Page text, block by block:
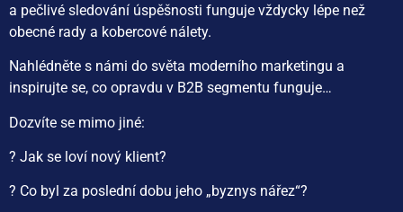
a pečlivé sledování úspěšnosti funguje vždycky lépe než
obecné rady a kobercové nálety.
Nahlédněte s námi do světa moderního marketingu a
inspirujte se, co opravdu v B2B segmentu funguje…
Dozvíte se mimo jiné:
? Jak se loví nový klient?
? Co byl za poslední dobu jeho „byznys nářez“?